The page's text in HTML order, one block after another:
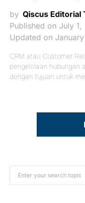
by Qiscus Editorial
Published on July 1,
Updated on
CRM atau Customer
pengelolaan hubungan
dengan tujuan untuk
Search for: